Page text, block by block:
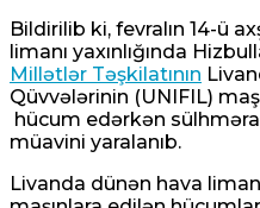
Bildirilib ki, fevralın 14-ü
limanı yaxınlığında
Millətlər Təşkilatının
Qüvvələrinin (UNIFIL)
hücum edərkən
müavini yaralanıb.
Livanda dünən hava